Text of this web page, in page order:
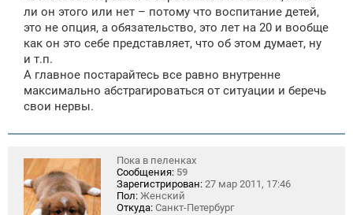
ли он этого или нет – потому что воспитание детей,
это не опция, а обязательство, это лет на 20 и вообще
как он это себе представляет, что об этом думает, ну
и т.п.
А главное постарайтесь все равно внутренне
максимально абстрагироваться от ситуации и беречь
свои нервы.
Пока в пеленках
Сообщения: 59
Зарегистрирован: 27 мар 2011, 17:46
Пол: Женский
Откуда: Санкт-Петербург